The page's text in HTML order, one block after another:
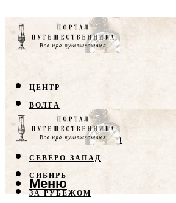
ЦЕНТР
ВОЛГА
КРЫМ
СЕВЕРНЫЙ КАВКАЗ
СЕВЕРО-ЗАПАД
СИБИРЬ
ЗА РУБЕЖОМ
Меню